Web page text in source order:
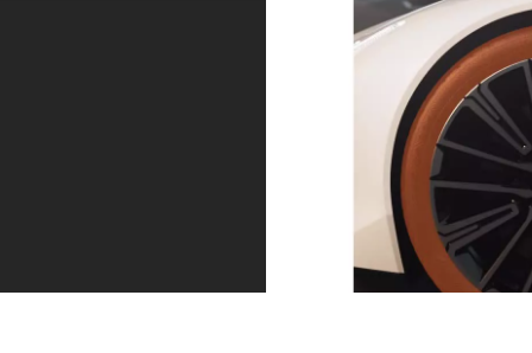
Отримуйте сервісне обслуговування саме